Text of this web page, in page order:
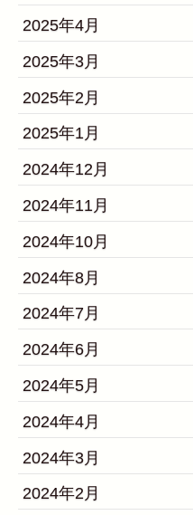
2025年4月
2025年3月
2025年2月
2025年1月
2024年12月
2024年11月
2024年10月
2024年8月
2024年7月
2024年6月
2024年5月
2024年4月
2024年3月
2024年2月